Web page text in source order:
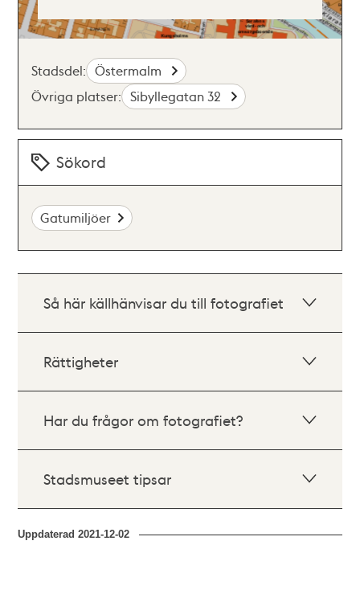
Stadsdel: Östermalm
Övriga platser: Sibyllegatan 32
Sökord
Gatumiljöer
Så här källhänvisar du till fotografiet
Rättigheter
Har du frågor om fotografiet?
Stadsmuseet tipsar
Uppdaterad2021-12-02